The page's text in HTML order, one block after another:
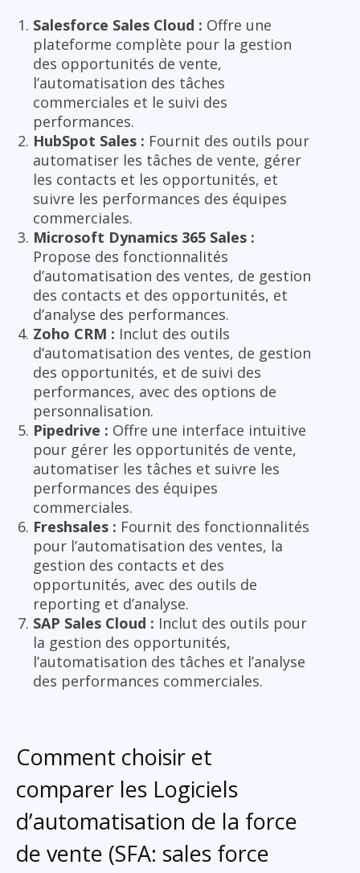
Salesforce Sales Cloud : Offre une
plateforme complète pour la gestion
des opportunités de vente,
l’automatisation des tâches
commerciales et le suivi des
performances.
HubSpot Sales : Fournit des outils pour
automatiser les tâches de vente, gérer
les contacts et les opportunités, et
suivre les performances des équipes
commerciales.
Microsoft Dynamics 365 Sales :
Propose des fonctionnalités
d’automatisation des ventes, de gestion
des contacts et des opportunités, et
d’analyse des performances.
Zoho CRM : Inclut des outils
d’automatisation des ventes, de gestion
des opportunités, et de suivi des
performances, avec des options de
personnalisation.
Pipedrive : Offre une interface intuitive
pour gérer les opportunités de vente,
automatiser les tâches et suivre les
performances des équipes
commerciales.
Freshsales : Fournit des fonctionnalités
pour l’automatisation des ventes, la
gestion des contacts et des
opportunités, avec des outils de
reporting et d’analyse.
SAP Sales Cloud : Inclut des outils pour
la gestion des opportunités,
l’automatisation des tâches et l’analyse
des performances commerciales.
Comment choisir et
comparer les Logiciels
d’automatisation de la force
de vente (SFA: sales force